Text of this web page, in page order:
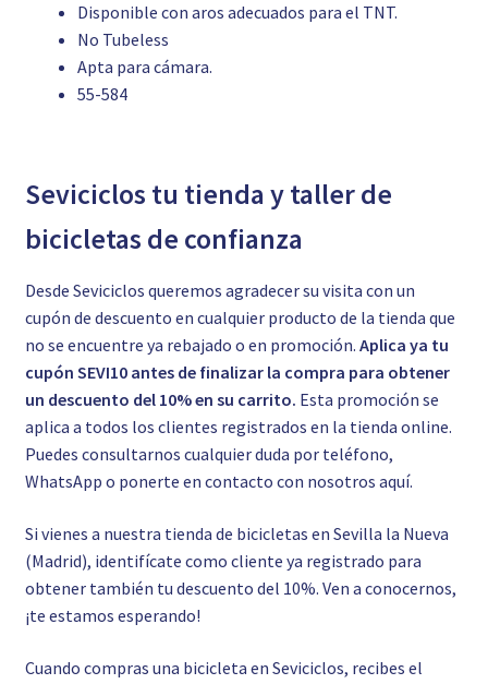
Disponible con aros adecuados para el TNT.
No Tubeless
Apta para cámara.
55-584
Seviciclos tu tienda y taller de
bicicletas de confianza
Desde Seviciclos queremos agradecer su visita con un
cupón de descuento en cualquier producto de la tienda que
no se encuentre ya rebajado o en promoción. Aplica ya tu
cupón SEVI10 antes de finalizar la compra para obtener
un descuento del 10% en su carrito. Esta promoción se
aplica a todos los clientes registrados en la tienda online.
Puedes consultarnos cualquier duda por teléfono,
WhatsApp o ponerte en contacto con nosotros aquí.
Si vienes a nuestra tienda de bicicletas en Sevilla la Nueva
(Madrid), identifícate como cliente ya registrado para
obtener también tu descuento del 10%. Ven a conocernos,
¡te estamos esperando!
Cuando compras una bicicleta en Seviciclos, recibes el